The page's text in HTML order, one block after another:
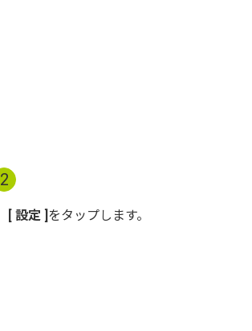
2
設定 をタップします。